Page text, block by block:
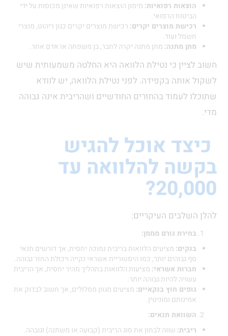
הוצאות רפואיות: מימון הוצאות רפואיות שאינן מכוסות על ידי
הביטוח הרפואי.
רכישת מוצרים יקרים: רכישת מוצרים יקרים כגון ריהוט, מוצרי
חשמל ועוד.
מתן מתנה: מתן מתנה יקרה לחבר, בן משפחה או אדם אחר.
חשוב לציין כי נטילת הלוואה היא החלטה משמעותית שיש
לשקול אותה בקפידה. לפני נטילת הלוואה, יש לוודא
שתוכלו לעמוד בהחזרים החודשיים ושהריבית אינה גבוהה
מדי.
כיצד אוכל להגיש
בקשה להלוואה עד
20,000?
להלן השלבים העיקריים:
בחירת גורם מממן:
בנקים: מציעים הלוואות בריבית נמוכה יחסית, אך דורשים תנאי
סף גבוהים יותר, כמו היסטוריית אשראי נקייה ויכולת החזר גבוהה.
חברות אשראי: מציעות הלוואות בתהליך מהיר יחסית, אך הריבית
עשויה להיות גבוהה יותר.
גופים חוץ בנקאיים: מציעים מגוון מסלולים, אך חשוב לבדוק את
אמינותם ומוניטין.
השוואת תנאים:
ריבית: שווה לבחון את סוג הריבית (קבועה או משתנה) וגובהה.